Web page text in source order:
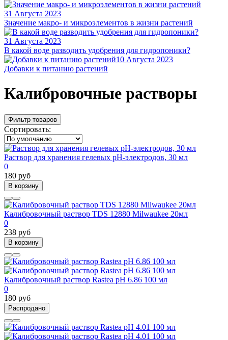
31 Августа 2023
Значение макро- и микроэлементов в жизни растений
31 Августа 2023
В какой воде разводить удобрения для гидропоники?
10 Августа 2023
Добавки к питанию растений
Калибровочные растворы
Фильтр товаров
Сортировать:
Раствор для хранения гелевых рН-электродов, 30 мл
0
180 руб
В корзину
Калибровочный раствор TDS 12880 Milwaukee 20мл
0
238 руб
В корзину
Калибровочный раствор Rastea pH 6.86 100 мл
0
180 руб
Распродано